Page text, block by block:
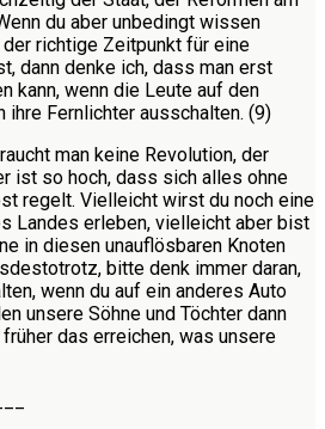
du aber unbedingt wissen
richtige Zeitpunkt für eine
dann denke ich, dass man erst
kann, wenn die Leute auf den
ihre Fernlichter ausschalten. (9)
man keine Revolution, der
ist so hoch, dass sich alles ohne
regelt. Vielleicht wirst du noch eine
Landes erleben, vielleicht aber bist
in diesen unauflösbaren Knoten
bitte denk immer daran,
wenn du auf ein anderes Auto
unsere Söhne und Töchter dann
das erreichen, was unsere